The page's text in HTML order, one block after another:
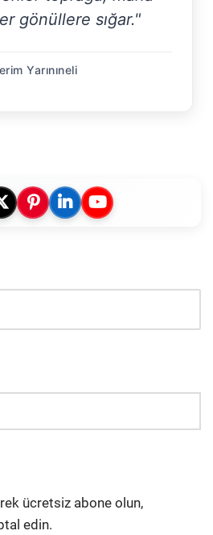
gönüllere sığar."
Yarınıneli
ücretsiz abone olun,
edin.